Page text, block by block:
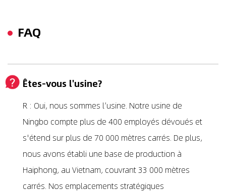
FAQ
Êtes-vous l'usine?
R : Oui, nous sommes l’usine. Notre usine de
Ningbo compte plus de 400 employés dévoués et
s'étend sur plus de 70 000 mètres carrés. De plus,
nous avons établi une base de production à
Haiphong, au Vietnam, couvrant 33 000 mètres
carrés. Nos emplacements stratégiques